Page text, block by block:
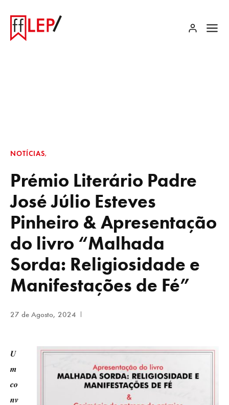
NOTÍCIAS
Prémio Literário Padre
José Júlio Esteves
Pinheiro & Apresentação
do livro “Malhada
Sorda: Religiosidade e
Manifestações de Fé”
27 de Agosto, 2024
𝑼
𝒎
𝒄𝒐
𝒏𝒗